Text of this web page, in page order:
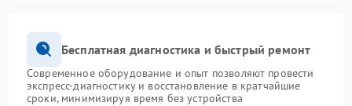
Бесплатная диагностика и быстрый ремонт
Современное оборудование и опыт позволяют провести
экспресс-диагностику и восстановление в кратчайшие
сроки, минимизируя время без устройства